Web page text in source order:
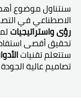
سنتناول موضوع
الاصطناعي في
رؤى واستراتيجيات
تحقيق أقصى
ستتعلم تقنيات
تصاميم عالية